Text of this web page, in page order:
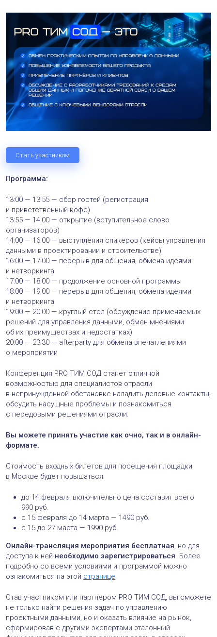
Стать участником
Программа:
13:00 — 13:55 — сбор гостей (регистрация
и приветственный кофе)
13:55 — 14:00 — открытие (вступительное слово
организаторов)
14:00 — 16:00 — выступления спикеров (кейсы управления
данными в проектировании и строительстве)
16:00 — 17:00 — перерыв для общения, обмена идеями
и нетворкинга
17:00 — 18:00 — продолжение основной программы
18:00 — 19:00 — перерыв для общения, обмена идеями
и нетворкинга
19:00 — 20:00 — круглый стол (обсуждение применяемых
решений для управления данными, обмен мнениями
об их преимуществах и недостатках)
20:00 — 23:30 — afterparty для обмена впечатлениями
о мероприятии
Конференция PRO ТИМ СОД станет отличной
возможностью для специалистов отрасли
в непринужденной обстановке наладить деловые контакты,
обсудить насущные проблемы и познакомиться
с передовыми решениями отрасли.
Вы можете принять участие как очно, так и в онлайн-
формате.
Стоимость входных билетов для посещения площадки
в Москве будет повышаться:
до 14 февраля включительно цена составит всего
990 руб.
с 15 февраля до 14 марта — 1490 руб.
с 15 до 27 марта — 1990 руб.
Онлайн-трансляция мероприятия бесплатная, но для
доступа к ней необходимо зарегистрироваться. Более
подробно со всеми условиями и программой можно
ознакомиться на этой странице.
Став участником или партнером PRO ТИМ СОД, вы сможете
не только найти решения задач по управлению
проектными данными, но и оказать влияние на рынок,
сформировав с другими экспертами эталонный